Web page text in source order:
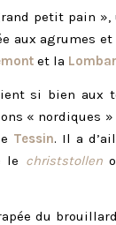
petit pain »,
aux agrumes
et la
si bien aux
« nordiques
Tessin. Il a
le christstollen
du